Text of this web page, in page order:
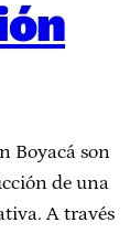
Boyacá son
de una
A través